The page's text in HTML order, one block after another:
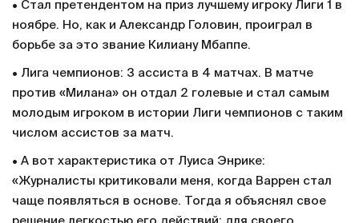
• Стал претендентом на приз лучшему игроку Лиги 1 в
ноябре. Но, как и Александр Головин, проиграл в
борьбе за это звание Килиану Мбаппе.
• Лига чемпионов: 3 ассиста в 4 матчах. В матче
против «Милана» он отдал 2 голевые и стал самым
молодым игроком в истории Лиги чемпионов с таким
числом ассистов за матч.
• А вот характеристика от Луиса Энрике:
«Журналисты критиковали меня, когда Варрен стал
чаще появляться в основе. Тогда я объяснял свое